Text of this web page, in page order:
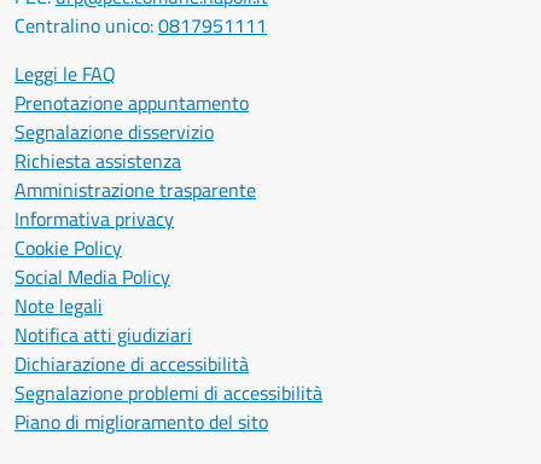
Centralino unico:0817951111
Leggi le FAQ
Prenotazione appuntamento
Segnalazione disservizio
Richiesta assistenza
Amministrazione trasparente
Informativa privacy
Cookie Policy
Social Media Policy
Note legali
Notifica atti giudiziari
Dichiarazione di accessibilità
Segnalazione problemi di accessibilità
Piano di miglioramento del sito